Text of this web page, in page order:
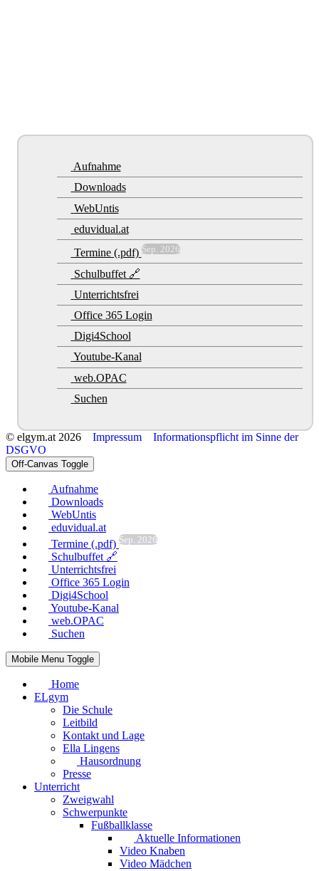
Aufnahme
Downloads
WebUntis
eduvidual.at
Termine (.pdf) Sep. 2026
Schulbuffet 🔗
Unterrichtsfrei
Office 365 Login
Digi4School
Youtube-Kanal
web.OPAC
Suchen
© elgym.at 2026 Impressum
Informationspflicht im Sinne der
DSGVO
Off-Canvas Toggle
Aufnahme
Downloads
WebUntis
eduvidual.at
Termine (.pdf) Sep. 2026
Schulbuffet 🔗
Unterrichtsfrei
Office 365 Login
Digi4School
Youtube-Kanal
web.OPAC
Suchen
Mobile Menu Toggle
Home
ELgym
Die Schule
Leitbild
Kontakt und Lage
Ella Lingens
Hausordnung
Presse
Unterricht
Zweigwahl
Schwerpunkte
Fußballklasse
Aktuelle Informationen
Video Knaben
Video Mädchen